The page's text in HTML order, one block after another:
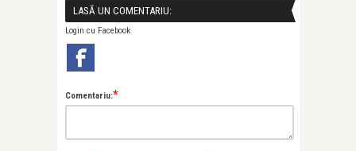
LASĂ UN COMENTARIU:
Login cu Facebook
Comentariu:*